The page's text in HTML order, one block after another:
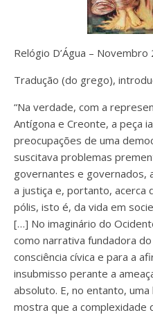
Relógio D’Água – Novembro
Tradução (do grego),
“Na verdade, com a
Antígona e Creonte, a peça
preocupações de uma
suscitava problemas
governantes e governados,
a justiça e, portanto, acerca
pólis, isto é, da vida em
[…] No imaginário do
como narrativa fundadora
consciência cívica e para a
insubmisso perante a
absoluto. E, no entanto,
mostra que a complexidade